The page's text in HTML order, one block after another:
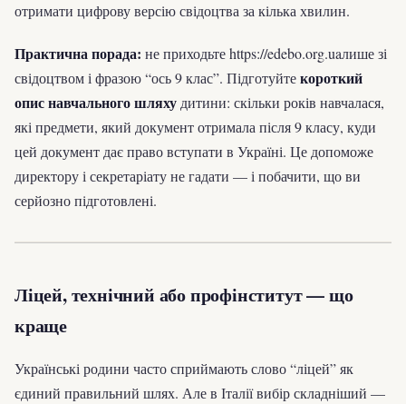
отримати цифрову версію свідоцтва за кілька хвилин.
Практична порада: не приходьте https://edebo.org.uaлише зі
свідоцтвом і фразою “ось 9 клас”. Підготуйтекороткий
опис навчального шляху дитини: скільки років навчалася,
які предмети, який документ отримала після 9 класу, куди
цей документ дає право вступати в Україні. Це допоможе
директору і секретаріату не гадати — і побачити, що ви
серйозно підготовлені.
Ліцей, технічний або профінститут — що
краще
Українські родини часто сприймають слово “ліцей” як
єдиний правильний шлях. Але в Італії вибір складніший —